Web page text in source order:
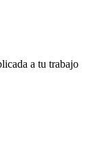
a tu trabajo